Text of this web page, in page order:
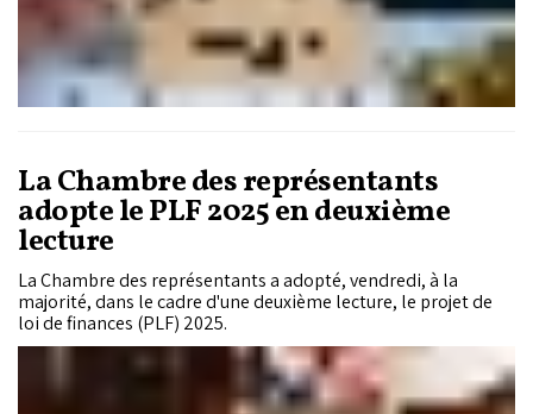
La Chambre des représentants
adopte le PLF 2025 en deuxième
lecture
La Chambre des représentants a adopté, vendredi, à la
majorité, dans le cadre d'une deuxième lecture, le projet de
loi de finances (PLF) 2025.